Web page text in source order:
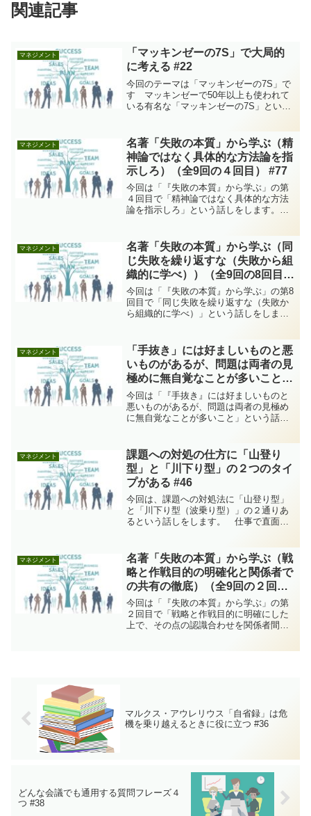
関連記事
マネジメント
「マッキンゼーの7S」で大局的
に考える #22
今回のテーマは「マッキンゼーの7S」で
す マッキンゼーで50年以上も使われて
いる有名な「マッキンゼーの7S」という
に最も役に立った考え方の一つがこの
「マッキンゼーの7S」...
マネジメント
名著「失敗の本質」から学ぶ（精
神論ではなく具体的な方法論を指
示しろ）（全9回の４回目） #77
今回は「『失敗の本質』から学ぶ」の第
４回目で「精神論ではなく具体的な方法
論を指示しろ」という話しをします。
敗の本質」を読んで肝に銘じていること
（８つ）を順にご紹介し...
マネジメント
名著「失敗の本質」から学ぶ（同
じ失敗を繰り返すな（失敗から組
織的に学べ））（全9回の8回目）
#81
今回は「『失敗の本質』から学ぶ」の第8
回目で「同じ失敗を繰り返すな（失敗か
ら組織的に学べ）」という話しをしま
が「失敗の本質」を読んで肝に銘じてい
ること（８つ）を順にご...
マネジメント
「手抜き」には好ましいものと悪
いものがあるが、問題は両者の見
極めに無自覚なことが多いこと
#104
今回は「『手抜き』には好ましいものと
悪いものがあるが、問題は両者の見極め
に無自覚なことが多いこと」という話し
参考として「作戦立案ではメリハリをつ
けたペース配分が重要...
マネジメント
課題への対処の仕方に「山登り
型」と「川下り型」の２つのタイ
プがある #46
今回は、課題への対処法に「山登り型」
と「川下り型（波乗り型）」の２通りあ
るという話しをします。 仕事で直面す
（波乗り型）」の２つのタイプがありま
す（下記参照）。この２つ...
マネジメント
名著「失敗の本質」から学ぶ（戦
略と作戦目的の明確化と関係者で
の共有の徹底）（全9回の２回
目） #75
今回は「『失敗の本質』から学ぶ」の第
２回目で「戦略と作戦目的に明確にした
上で、その点の認識合わせを関係者間で
マルクス・アウレリウス「自省録」は危
機を乗り越えるときに役に立つ #36
どんな会議でも通用する質問フレーズ４
つ #38